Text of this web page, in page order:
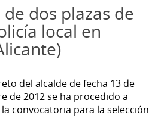
dos plazas de
local en
del alcalde de fecha 13 de
de 2012 se ha procedido a
convocatoria para la selección